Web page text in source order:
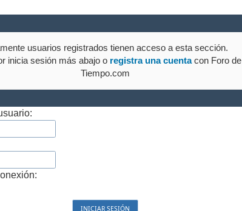
usuarios registrados tienen acceso a esta sección.
inicia sesión más abajo o registra una cuentacon Foro de
Tiempo.com